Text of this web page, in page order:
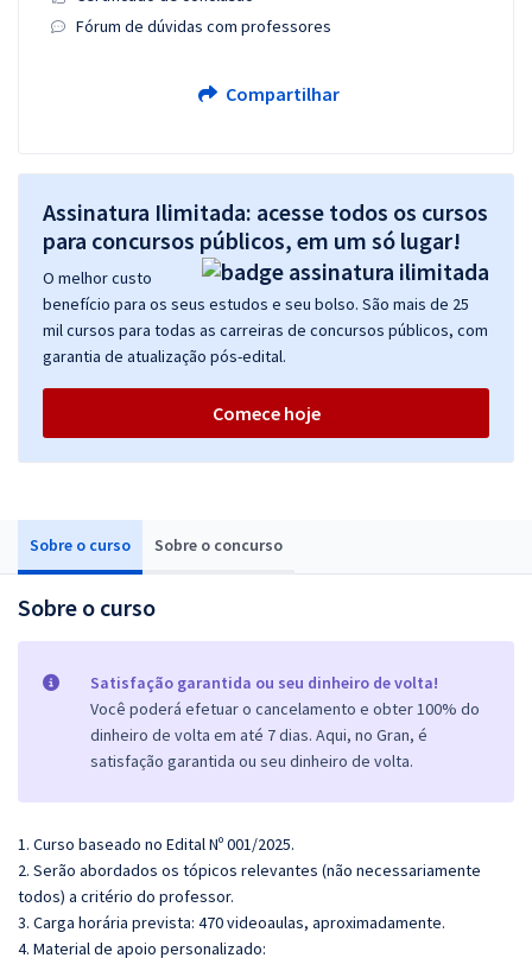
Sobre o curso Sobre o concurso
Sobre o curso
Satisfação garantida ou seu dinheiro de volta!
Você poderá efetuar o cancelamento e obter 100% do
dinheiro de volta em até 7 dias. Aqui, no Gran, é
satisfação garantida ou seu dinheiro de volta.
1. Curso baseado no Edital Nº 001/2025.
2. Serão abordados os tópicos relevantes (não necessariamente
todos) a critério do professor.
3. Carga horária prevista: 470 videoaulas, aproximadamente.
4. Material de apoio personalizado:
Fórum de dúvidas com professores
Compartilhar
Assinatura Ilimitada: acesse todos os cursos
para concursos públicos, em um só lugar!
O melhor custo
benefício para os seus estudos e seu bolso. São mais de 25
mil cursos para todas as carreiras de concursos públicos, com
garantia de atualização pós-edital.
Comece hoje